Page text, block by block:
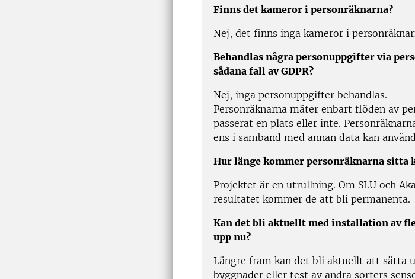
Finns det kameror i personräknarna?
Nej, det finns inga kameror i
Behandlas några personuppgifter via
sådana fall av GDPR?
Nej, inga personuppgifter behandlas.
Personräknarna mäter enbart flöden av
passerat en plats eller inte.
ens i samband med annan data kan
Hur länge kommer personräknarna sitta
Projektet är en utrullning. Om SLU och
resultatet kommer de att bli permanenta.
Kan det bli aktuellt med installation av
upp nu?
Längre fram kan det bli aktuellt att sätta
byggnader eller test av andra sorters